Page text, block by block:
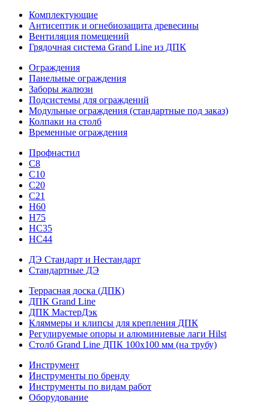
Комплектующие
Антисептик и огнебиозащита древесины
Вентиляция помещений
Грядочная система Grand Line из ДПК
Ограждения
Панельные ограждения
Заборы жалюзи
Подсистемы для ограждений
Модульные ограждения (стандартные под заказ)
Колпаки на столб
Временные ограждения
Профнастил
С8
С10
С20
С21
H60
H75
HС35
НС44
ДЭ Стандарт и Нестандарт
Стандартные ДЭ
Террасная доска (ДПК)
ДПК Grand Line
ДПК МастерДэк
Кляммеры и клипсы для крепления ДПК
Регулируемые опоры и алюминиевые лаги Hilst
Столб Grand Line ДПК 100х100 мм (на трубу)
Инструмент
Инструменты по бренду
Инструменты по видам работ
Оборудование